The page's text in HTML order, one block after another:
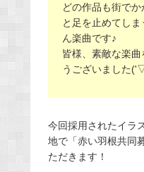
どの作品も街で
と足を止めてし
ん楽曲です♪
皆様、素敵な楽
うございました
今回採用されたイラ
地で「赤い羽根共同
ただきます！